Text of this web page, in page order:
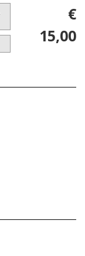
€
15,00